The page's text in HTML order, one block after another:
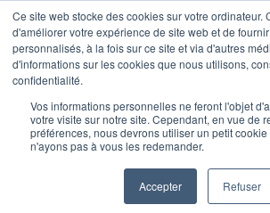
Ce site web stocke des cookies sur votre ordinateur.
d'améliorer votre expérience de site web et de
personnalisés, à la fois sur ce site et via d'autres
d'informations sur les cookies que nous utilisons,
confidentialité.
Vos informations personnelles ne feront l'objet
votre visite sur notre site. Cependant, en vue de
préférences, nous devrons utiliser un petit
n'ayons pas à vous les redemander.
Accepter Refuser
Les Mots pro :
écrire dans le
professionnel